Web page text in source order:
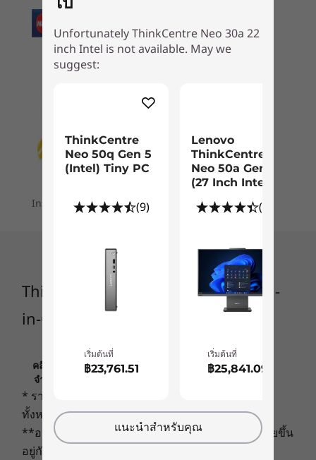
Eye-catching & sustainable
The vibrant 21.5" FHD display offers wide-angle
viewing with stunning visuals, vivid colors, and
brilliant clarity. This space-saving all-in-one
ThinkCentre is a breeze to set up anywhere.
What’s more, it’s designed with the planet in
mind and made from 65% post-consumer
recycled content and ocean-bound plastic for
packaging.
Integrated Intel
Security
ThinkShield Compliant
Optional: Smart Cable Clip
Audio
2 x 3W
Single mic (optional: dual mic)
Dimensions (H x W x D)
405mm x 185mm x 490mm / 15.94″ x 7.30″ x 19.30″
Starting from 5.73kg / 12.6lbs
Connectivity
2 x 2 AX Wi-Fi 6
2 x 2 AC Wi-Fi 5
Bluetooth®5.0
2 x USB 3.2 Gen 2
Optional: Optical Disk Drive
ร้านค้า
Installment plans are available for your order
ThinkCentre Neo 30a (22" Intel) All-
in-One
คลิกเพื่อดูข้อมูลที่สำคัญเกี่ยวกับการกำหนดราคา ข้อ
จำกัด การรับประกัน และข้อมูลอื่นๆ ของ LENOVO
* ราคาที่ระบุนี้ไม่รวมภาษีและภาษีสินค้าเข้าเมือง
ทั้งหมด
**อายุการใช้งานแบตเตอรี่จริงอาจแตกต่างกันไปโดยขึ้น
อยู่กับการใช้งานแอพพลิเคชั่น การตั้งค่า คุณลักษณะ
Unfortunately ThinkCentre Neo 30a 22
inch Intel is not available. May we
suggest:
ThinkCentre
Neo 50q Gen 5
(Intel) Tiny PC
(9)
เริ่มต้นที่
฿23,761.51
Lenovo
ThinkCentre
Neo 50a Gen 5
(27 Inch Intel)
(97)
เริ่มต้นที่
฿25,841.09
แนะนำสำหรับคุณ